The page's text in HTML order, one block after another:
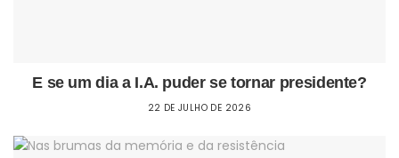
E se um dia a I.A. puder se tornar presidente?
22 DE JULHO DE 2026